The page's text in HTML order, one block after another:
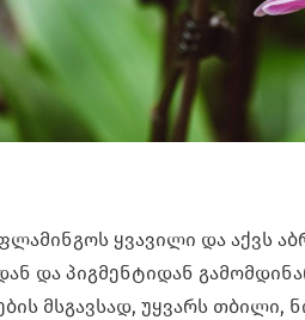
ყვავილი და აქვს
და პიგმენტიდან
მსგავსად, უყვარს თბილი,